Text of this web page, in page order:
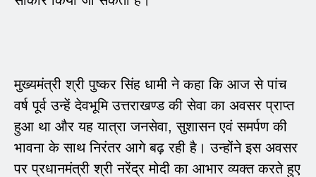
मुख्यमंत्री श्री पुष्कर सिंह धामी ने कहा कि आज से पांच
वर्ष पूर्व उन्हें देवभूमि उत्तराखण्ड की सेवा का अवसर प्राप्त
हुआ था और यह यात्रा जनसेवा, सुशासन एवं समर्पण की
भावना के साथ निरंतर आगे बढ़ रही है। उन्होंने इस अवसर
पर प्रधानमंत्री श्री नरेंद्र मोदी का आभार व्यक्त करते हुए